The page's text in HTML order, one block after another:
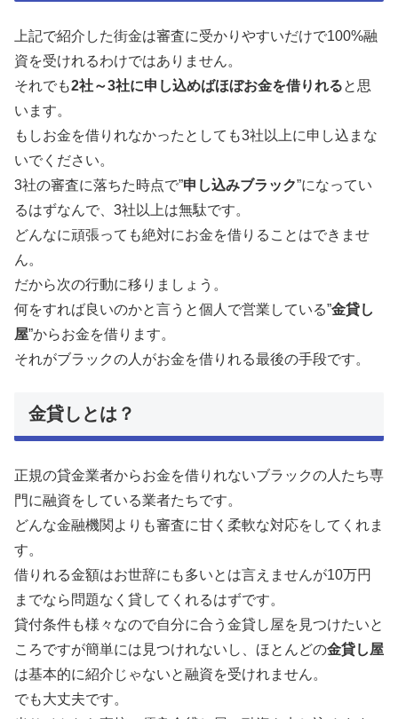
上記で紹介した街金は審査に受かりやすいだけで100%融
資を受けれるわけではありません。
それでも2社～3社に申し込めばほぼお金を借りれると思
います。
もしお金を借りれなかったとしても3社以上に申し込まな
いでください。
3社の審査に落ちた時点で”申し込みブラック”になってい
るはずなんで、3社以上は無駄です。
どんなに頑張っても絶対にお金を借りることはできませ
ん。
だから次の行動に移りましょう。
何をすれば良いのかと言うと個人で営業している”金貸し
屋”からお金を借ります。
それがブラックの人がお金を借りれる最後の手段です。
金貸しとは？
正規の貸金業者からお金を借りれないブラックの人たち専
門に融資をしている業者たちです。
どんな金融機関よりも審査に甘く柔軟な対応をしてくれま
す。
借りれる金額はお世辞にも多いとは言えませんが10万円
までなら問題なく貸してくれるはずです。
貸付条件も様々なので自分に合う金貸し屋を見つけたいと
ころですが簡単には見つけれないし、ほとんどの金貸し屋
は基本的に紹介じゃないと融資を受けれません。
でも大丈夫です。